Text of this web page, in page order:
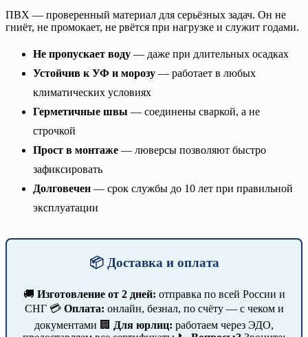
ПВХ — проверенный материал для серьёзных задач. Он не
гниёт, не промокает, не рвётся при нагрузке и служит годами.
Не пропускает воду — даже при длительных осадках
Устойчив к УФ и морозу — работает в любых
климатических условиях
Герметичные швы — соединены сваркой, а не
строчкой
Прост в монтаже — люверсы позволяют быстро
зафиксировать
Долговечен — срок службы до 10 лет при правильной
эксплуатации
📦 Доставка и оплата
🚚 Изготовление от 2 дней: отправка по всей России и
СНГ 💳 Оплата: онлайн, безнал, по счёту — с чеком и
документами 🏢 Для юрлиц: работаем через ЭДО,